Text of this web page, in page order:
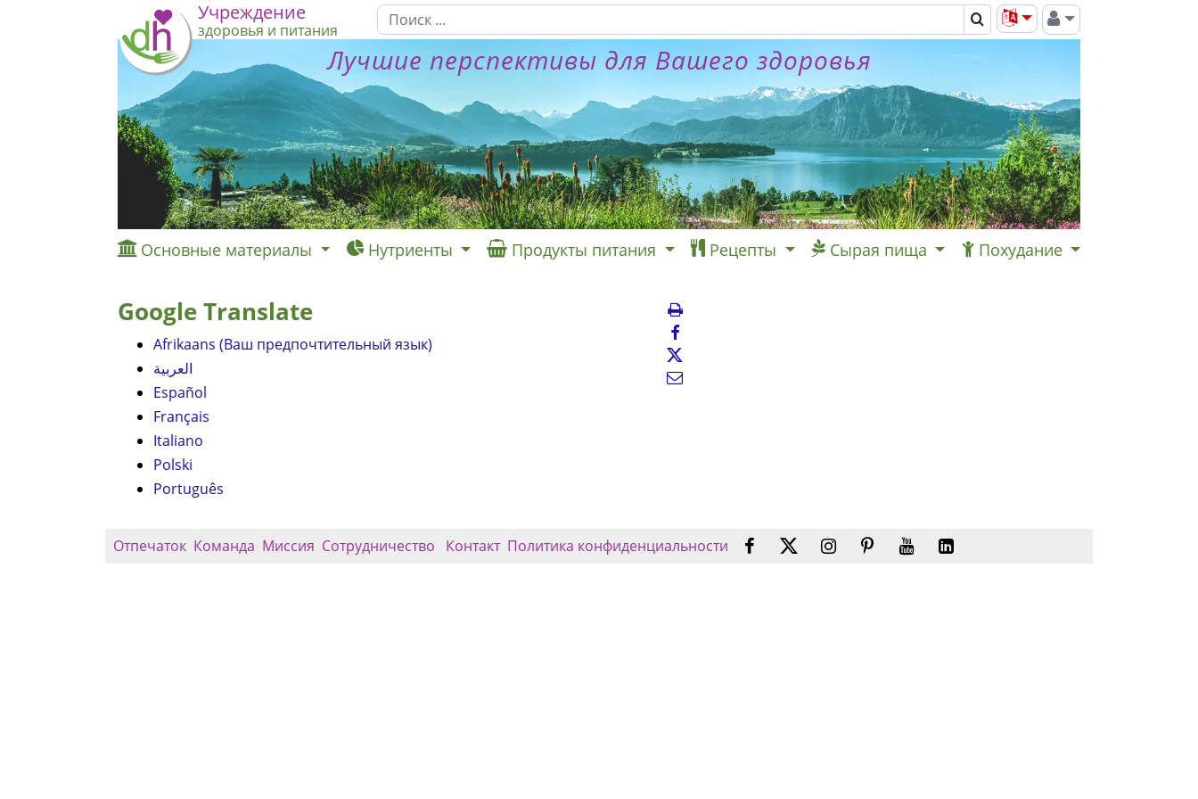
Учреждение
здоровья и питания
Лучшие перспективы для Вашего здоровья
Основные материалы Нутриенты Продукты питания Рецепты Сырая пища Похудание
Google Translate
Afrikaans (Ваш предпочтительный язык)
العربية
Español
Français
Italiano
Polski
Português
Отпечаток Команда Миссия Сотрудничество Контакт Политика конфиденциальности